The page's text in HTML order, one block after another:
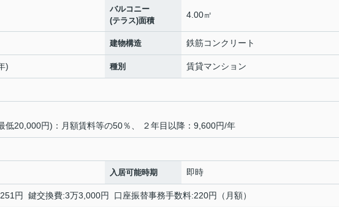
バルコニー
(テラス)面積
4.00㎡
建物構造 鉄筋コンクリート
) 種別 賃貸マンション
低20,000円)：月額賃料等の50％、 ２年目以降：9,600円/年
入居可能時期 即時
円 鍵交換費:3万3,000円 口座振替事務手数料:220円（月額）